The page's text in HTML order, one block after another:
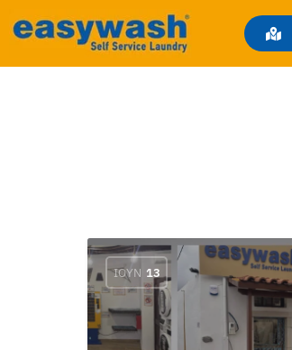
ΙΟΎΝ 13